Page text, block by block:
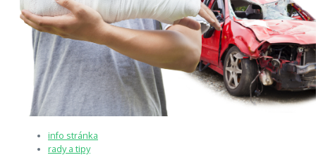
info stránka
rady a tipy